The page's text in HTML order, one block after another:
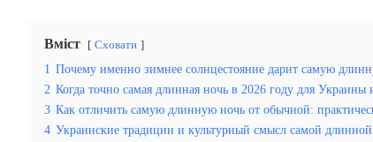
Вміст Сховати
1 Почему именно зимнее солнцестояние дарит самую
2 Когда точно самая длинная ночь в 2026 году для
3 Как отличить самую длинную ночь от обычной:
4 Украинские традиции и культурный смысл самой